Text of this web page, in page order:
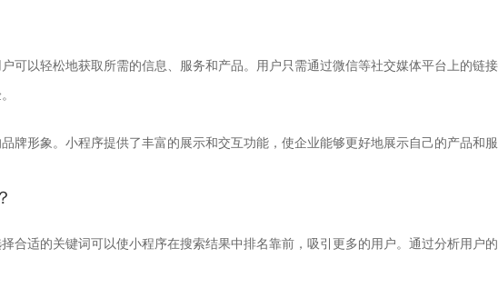
可以轻松地获取所需的信息、服务和产品。用户只需通过微信等社交媒体平台上的
牌形象。小程序提供了丰富的展示和交互功能，使企业能够更好地展示自己的产品和
合适的关键词可以使小程序在搜索结果中排名靠前，吸引更多的用户。通过分析用户